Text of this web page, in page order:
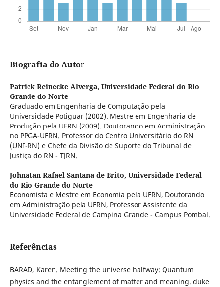
Biografia do Autor
Patrick Reinecke Alverga, Universidade Federal do Rio
Grande do Norte
Graduado em Engenharia de Computação pela
Universidade Potiguar (2002). Mestre em Engenharia de
Produção pela UFRN (2009). Doutorando em Administração
no PPGA-UFRN. Professor do Centro Universitário do RN
(UNI-RN) e Chefe da Divisão de Suporte do Tribunal de
Justiça do RN - TJRN.
Johnatan Rafael Santana de Brito, Universidade Federal
do Rio Grande do Norte
Economista e Mestre em Economia pela UFRN, Doutorando
em Administração pela UFRN, Professor Assistente da
Universidade Federal de Campina Grande - Campus Pombal.
Referências
BARAD, Karen. Meeting the universe halfway: Quantum
physics and the entanglement of matter and meaning. duke